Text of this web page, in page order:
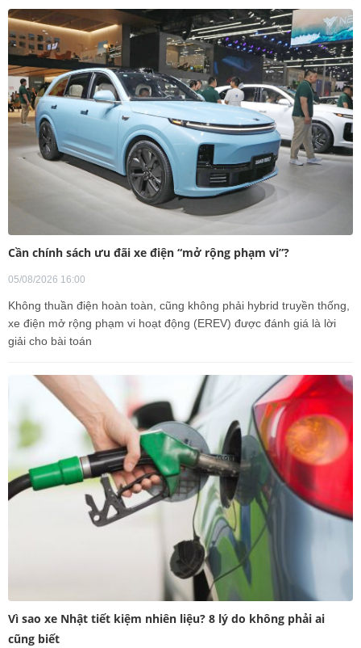
Cần chính sách ưu đãi xe điện “mở rộng phạm vi”?
05/08/2026 16:00
Không thuần điện hoàn toàn, cũng không phải hybrid truyền thống,
xe điện mở rộng phạm vi hoạt động (EREV) được đánh giá là lời
giải cho bài toán
Vì sao xe Nhật tiết kiệm nhiên liệu? 8 lý do không phải ai
cũng biết